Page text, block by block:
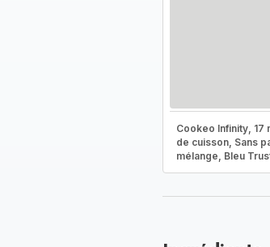
Cookeo Infinity, 17
de cuisson, Sans
mélange, Bleu